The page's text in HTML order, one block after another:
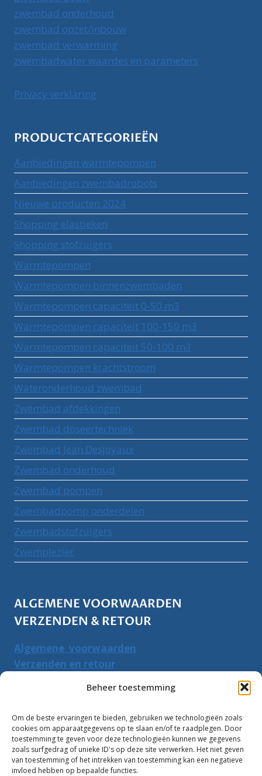
Beheer toestemming
Om de beste ervaringen te bieden, gebruiken we technologieën zoals
cookies om apparaatgegevens op te slaan en/of te raadplegen. Door
toestemming te geven voor deze technologieën kunnen we gegevens
zoals surfgedrag of unieke ID's op deze site verwerken. Het niet geven
van toestemming of het intrekken van toestemming kan een negatieve
invloed hebben op bepaalde functies.
zwembad onderhoud
zwembad opzet/inbouw
zwembad verwarming
zwembadwater waardes en parameters
Privacy verklaring
PRODUCTCATEGORIEËN
Aanbiedingen warmtepompen
Aanbiedingen zwembadrobots
Nieuwe producten 2024
Shopping elastieken
Shopping stofzuigers
Warmtepompen
Warmtepompen binnenzwembaden
Warmtepompen capaciteit 0-50 m3
Warmtepompen capaciteit 100-150 m3
Warmtepompen capaciteit 50-100 m3
Warmtepompen krachtstroom
Wateronderhoud zwembad
Zwembad afdekkingen
Zwembad doseertechniek
Zwembad Jean Desjoyaux
Zwembad onderhoud
Zwembad pompen
Zwembadpomp onderdelen
Zwembadstofzuigers
Zwemplezier
ALGEMENE VOORWAARDEN
VERZENDEN & RETOUR
Algemene voorwaarden
Verzenden en retour
PRODUCTEN ZOEKEN
Zoeken
naar:
Zoeken